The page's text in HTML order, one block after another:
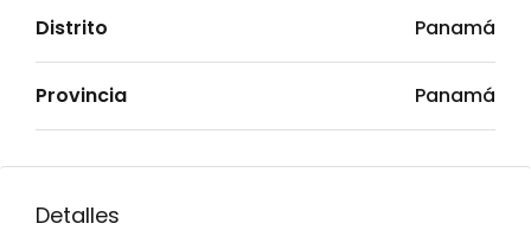
Distrito Panamá
Provincia Panamá
Detalles